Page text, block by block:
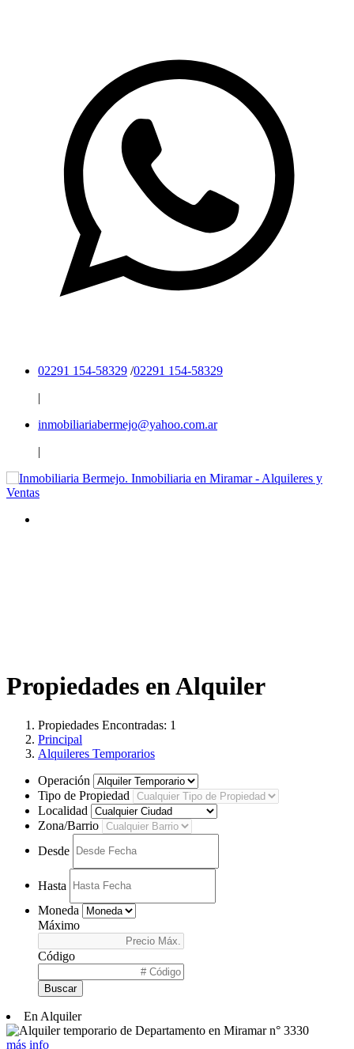
02291 154-58329 /02291 154-58329
|
inmobiliariabermejo@yahoo.com.ar
|
Propiedades en Alquiler
Propiedades Encontradas: 1
Principal
Alquileres Temporarios
Operación
Tipo de Propiedad
Localidad
Zona/Barrio
Desde
Hasta
Moneda
Máximo
Código
Buscar
En Alquiler
más info